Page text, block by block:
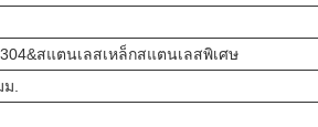
สแตนเลสเหล็กสแตนเลสพิเศษ
.